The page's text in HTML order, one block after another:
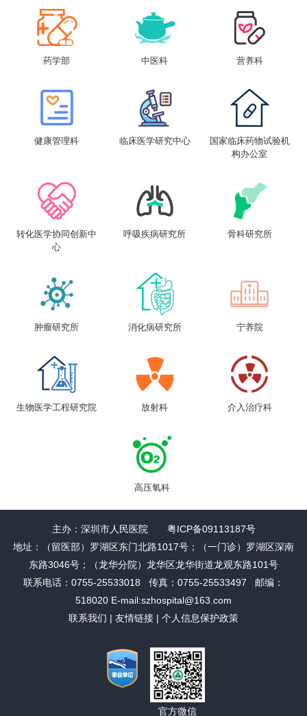
药学部 中医科 营养科
健康管理科 临床医学研究中心
国家临床药物试验机
构办公室
转化医学协同创新中
心
呼吸疾病研究所 骨科研究所
肿瘤研究所 消化病研究所 宁养院
生物医学工程研究院 放射科 介入治疗科
高压氧科
主办：深圳市人民医院 粤ICP备09113187号
地址：（留医部）罗湖区东门北路1017号；（一门诊）罗湖区深南
东路3046号；（龙华分院）龙华区龙华街道龙观东路101号
联系电话：0755-25533018 传真：0755-25533497 邮编：
518020 E-mail:szhospital@163.com
联系我们 | 友情链接 | 个人信息保护政策
官方微信